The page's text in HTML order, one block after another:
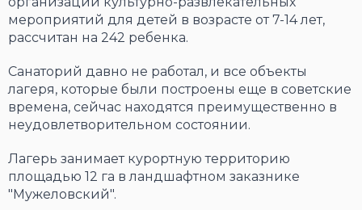
мероприятий для детей в возрасте от 7-14 лет,
рассчитан на 242 ребенка.
Санаторий давно не работал, и все объекты
лагеря, которые были построены еще в советские
времена, сейчас находятся преимущественно в
неудовлетворительном состоянии.
Лагерь занимает курортную территорию
площадью 12 га в ландшафтном заказнике
"Мужеловский".